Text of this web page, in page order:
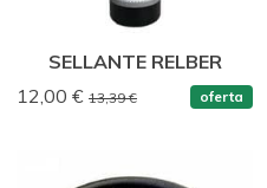
SELLANTE RELBER
12,00 € 13,39 € oferta